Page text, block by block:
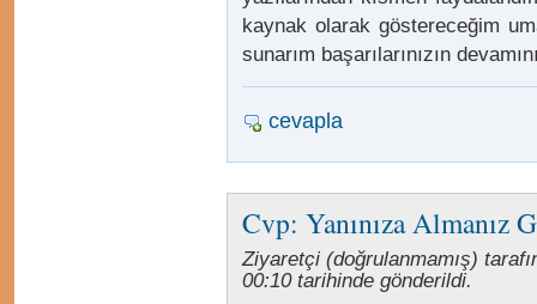
kaynak olarak göstereceğim
sunarım başarılarınızın
cevapla
Cvp: Yanınıza Almanız
Ziyaretçi (doğrulanmamış)
00:10 tarihinde gönderildi.